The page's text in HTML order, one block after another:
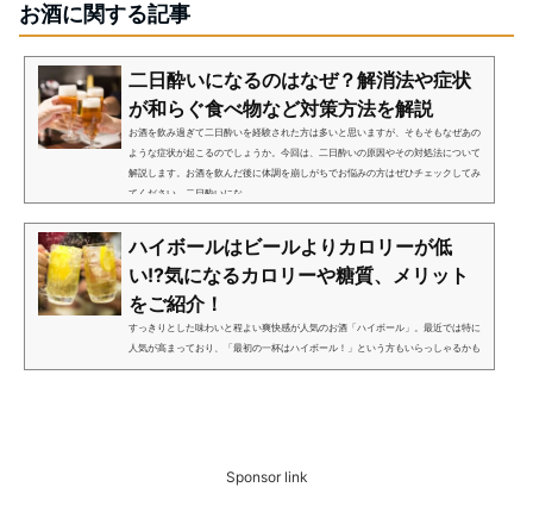
お酒に関する記事
二日酔いになるのはなぜ？解消法や症状
が和らぐ食べ物など対策方法を解説
お酒を飲み過ぎて二日酔いを経験された方は多いと思いますが、そもそもなぜあの
ような症状が起こるのでしょうか。今回は、二日酔いの原因やその対処法について
解説します。お酒を飲んだ後に体調を崩しがちでお悩みの方はぜひチェックしてみ
てください。二日酔いにな...
ハイボールはビールよりカロリーが低
い!?気になるカロリーや糖質、メリット
をご紹介！
すっきりとした味わいと程よい爽快感が人気のお酒「ハイボール」。最近では特に
人気が高まっており、「最初の一杯はハイボール！」という方もいらっしゃるかも
しれません。性別・世代を問わず人気のあるハイボールですが、実はダイエットに
Sponsor link